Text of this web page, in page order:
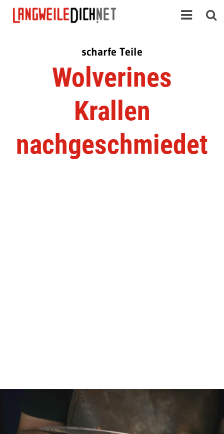
scharfe Teile
Wolverines
Krallen
nachgeschmiedet